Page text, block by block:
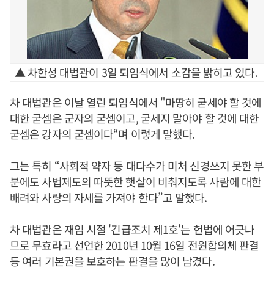
▲ 차한성 대법관이 3일 퇴임식에서 소감을 밝히고 있다.
차 대법관은 이날 열린 퇴임식에서 "마땅히 굳세야 할 것에
대한 굳셈은 군자의 굳셈이고, 굳세지 말아야 할 것에 대한
굳셈은 강자의 굳셈이다“며 이렇게 말했다.
그는 특히 “사회적 약자 등 대다수가 미처 신경쓰지 못한 부
분에도 사법제도의 따뜻한 햇살이 비춰지도록 사람에 대한
배려와 사랑의 자세를 가져야 한다”고 말했다.
차 대법관은 재임 시절 '긴급조치 제1호'는 헌법에 어긋나
므로 무효라고 선언한 2010년 10월 16일 전원합의체 판결
등 여러 기본권을 보호하는 판결을 많이 남겼다.